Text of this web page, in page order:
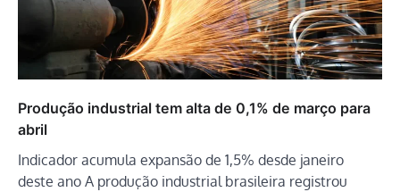
Produção industrial tem alta de 0,1% de março para
abril
Indicador acumula expansão de 1,5% desde janeiro
deste ano A produção industrial brasileira registrou